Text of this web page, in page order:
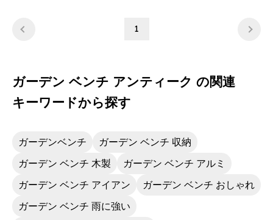
1
ガーデン ベンチ アンティーク の関連
キーワードから探す
ガーデンベンチ ガーデン ベンチ 収納
ガーデン ベンチ 木製 ガーデン ベンチ アルミ
ガーデン ベンチ アイアン ガーデン ベンチ おしゃれ
ガーデン ベンチ 雨に強い